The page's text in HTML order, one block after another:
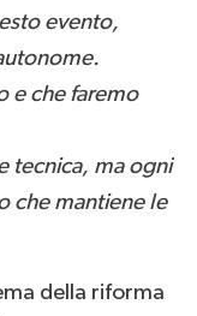
evento,
e che faremo
tecnica, ma ogni
che mantiene le
della riforma